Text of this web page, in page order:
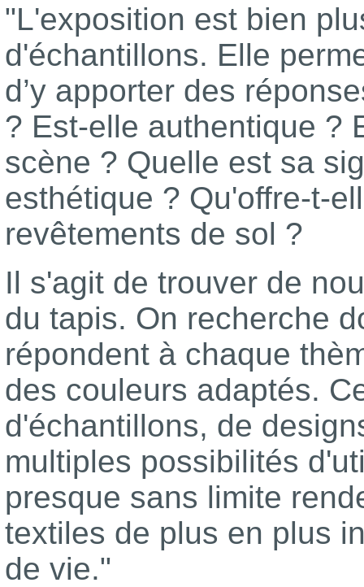
"L'exposition est bien
d'échantillons. Elle
d’y apporter des
? Est-elle authentique ?
scène ? Quelle est sa
esthétique ? Qu'offre-t-
revêtements de sol ?
Il s'agit de trouver de
du tapis. On recherche
répondent à chaque
des couleurs adaptés.
d'échantillons, de
multiples possibilités
presque sans limite
textiles de plus en plus
de vie."